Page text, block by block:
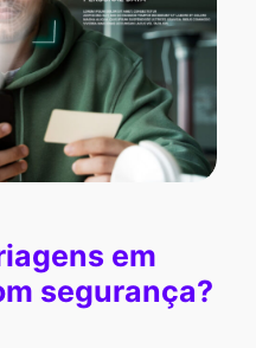
em
segurança?